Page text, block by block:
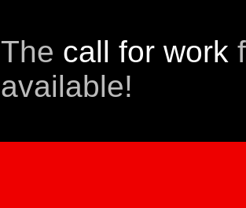
The call for work
available!